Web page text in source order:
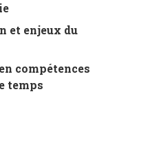
et enjeux du
compétences
temps